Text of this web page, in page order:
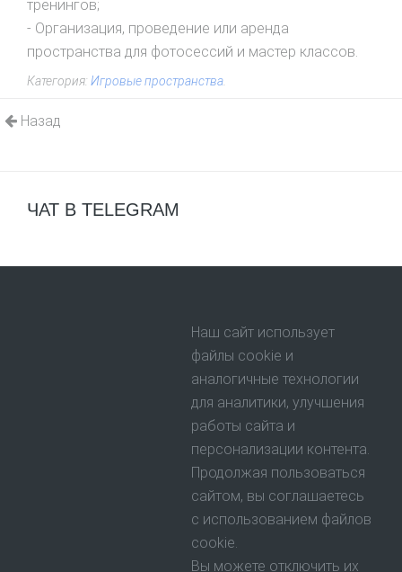
тренингов;
- Организация, проведение или аренда
пространства для фотосессий и мастер классов.
Категория: Игровые пространства
Назад
ЧАТ В TELEGRAM
Наш сайт использует
файлы cookie и
аналогичные технологии
для аналитики, улучшения
работы сайта и
персонализации контента.
Продолжая пользоваться
сайтом, вы соглашаетесь
с использованием файлов
cookie.
Вы можете отключить их